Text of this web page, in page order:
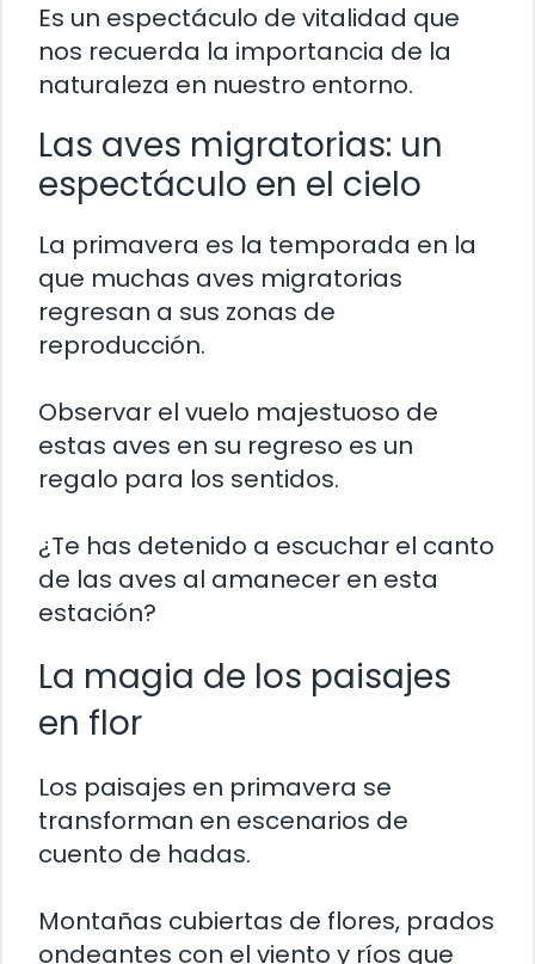
Es un espectáculo de vitalidad que
nos recuerda la importancia de la
naturaleza en nuestro entorno.
Las aves migratorias: un
espectáculo en el cielo
La primavera es la temporada en la
que muchas aves migratorias
regresan a sus zonas de
reproducción.
Observar el vuelo majestuoso de
estas aves en su regreso es un
regalo para los sentidos.
¿Te has detenido a escuchar el canto
de las aves al amanecer en esta
estación?
La magia de los paisajes
en flor
Los paisajes en primavera se
transforman en escenarios de
cuento de hadas.
Montañas cubiertas de flores, prados
ondeantes con el viento y ríos que